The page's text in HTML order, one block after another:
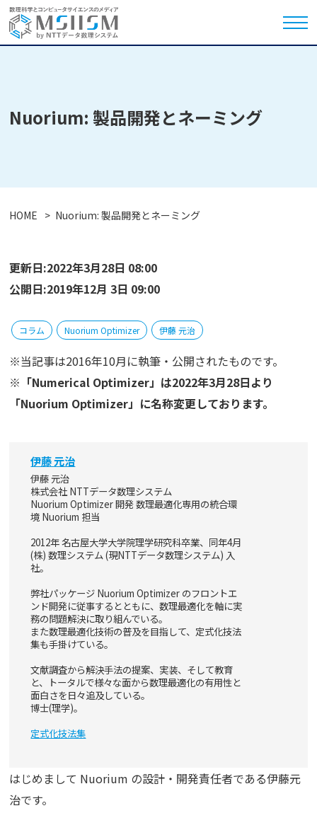
Nuorium: 製品開発とネーミング
HOME Nuorium: 製品開発とネーミング
更新日:2022年3月28日 08:00
公開日:2019年12月 3日 09:00
コラム Nuorium Optimizer 伊藤 元治
※当記事は2016年10月に執筆・公開されたものです。
※「Numerical Optimizer」は2022年3月28日より
「Nuorium Optimizer」に名称変更しております。
伊藤 元治
伊藤 元治
株式会社 NTTデータ数理システム
Nuorium Optimizer 開発 数理最適化専用の統合環
境 Nuorium 担当
2012年 名古屋大学大学院理学研究科卒業、同年4月
(株) 数理システム (現NTTデータ数理システム) 入
社。
弊社パッケージ Nuorium Optimizer のフロントエ
ンド開発に従事するとともに、数理最適化を軸に実
務の問題解決に取り組んでいる。
また数理最適化技術の普及を目指して、定式化技法
集も手掛けている。
文献調査から解決手法の提案、実装、そして教育
と、トータルで様々な面から数理最適化の有用性と
面白さを日々追及している。
博士(理学)。
定式化技法集
はじめまして Nuorium の設計・開発責任者である伊藤元
治です。